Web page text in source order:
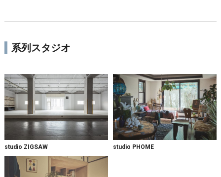
系列スタジオ
studio ZIGSAW studio PHOME